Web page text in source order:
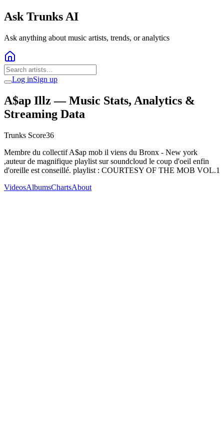
Ask Trunks AI
Ask anything about music artists, trends, or analytics
Log inSign up
A$ap Illz — Music Stats, Analytics &
Streaming Data
Trunks Score36
Membre du collectif A$ap mob il viens du Bronx - New york
,auteur de magnifique playlist sur soundcloud le coup d'oeil enfin
d'oreille est conseillé. playlist : COURTESY OF THE MOB VOL.1
VideosAlbumsChartsAbout